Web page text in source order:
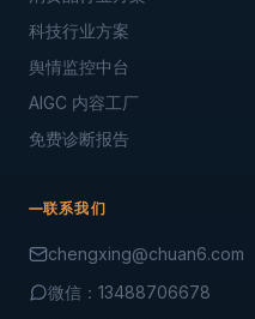
科技行业方案
舆情监控中台
AIGC 内容工厂
免费诊断报告
联系我们
chengxing@chuan6.com
微信：13488706678